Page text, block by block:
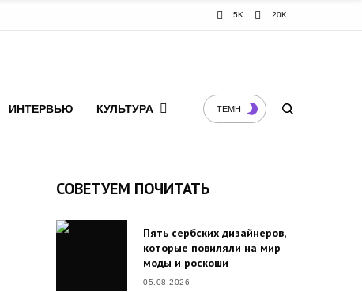
5K 20K
ИНТЕРВЬЮ КУЛЬТУРА ТЕМН
СОВЕТУЕМ ПОЧИТАТЬ
Пять сербских дизайнеров,
которые повиляли на мир
моды и роскоши
05.08.2026